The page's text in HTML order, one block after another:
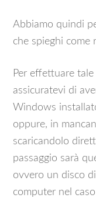
Abbiamo quindi
che spieghi
Per effettuare
assicuratevi di
Windows
oppure, in
scaricandolo
passaggio sarà
ovvero un disco
computer nel